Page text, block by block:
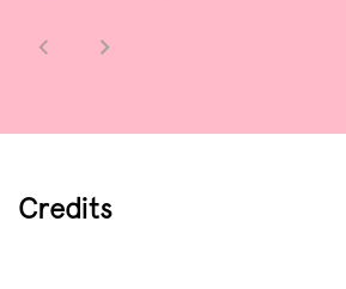
Credits